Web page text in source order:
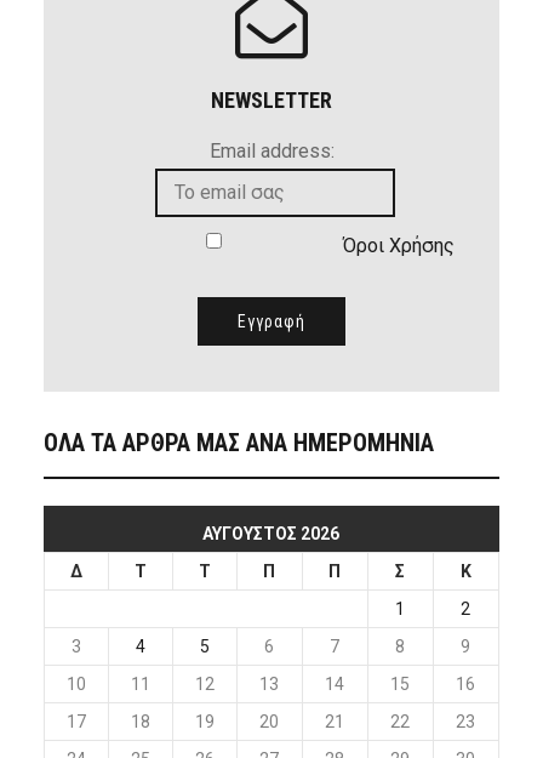
NEWSLETTER
Email address:
Όροι Χρήσης
ΟΛΑ ΤΑ ΑΡΘΡΑ ΜΑΣ ΑΝΑ ΗΜΕΡΟΜΗΝΙΑ
ΑΎΓΟΥΣΤΟΣ 2026
Δ
Τ Τ Π Π Σ
Κ
1
2
3
4 5 6 7 8
9
10
11 12 13 14 15
16
17
18 19 20 21 22
23